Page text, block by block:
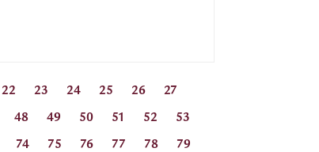
22 23 24 25 26 27
48 49 50 51 52 53
74 75 76 77 78 79